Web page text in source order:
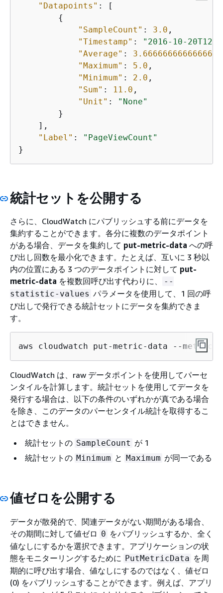
"Datapoints" : [
{
"SampleCount" : 3.0 ,
"Timestamp" :
"2016-10-
"Average" : 3.6666666666666665
"Maximum" : 5.0 ,
"Minimum" : 2.0 ,
"Sum" : 11.0 ,
"Unit" :
"None"
        }
    ],
"Label" :
"PageViewCount"
}
統計セットを公開する
さらに、CloudWatch にパブリッシュする前にデータを
集約することができます。各分に複数のデータポイント
がある場合、データを集約して put-metric-data への呼
び出し回数を最小化できます。たとえば、互いに 3 秒以
内の位置にある 3 つのデータポイントに対して put-
metric-data を複数回呼び出す代わりに、
--
statistic-values パラメータを使用して、1 回の呼
び出しで発行できる統計セットにデータを集約できま
す。
aws cloudwatch put-metric-data --metric-
CloudWatch は、raw データポイントを使用してパーセ
ンタイルを計算します。統計セットを使用してデータを
発行する場合は、以下の条件のいずれかが真である場合
を除き、このデータのパーセンタイル統計を取得するこ
とはできません。
統計セットの SampleCount が 1
統計セットの Minimum と Maximum が同一である
値ゼロを公開する
データが散発的で、関連データがない期間がある場合、
その期間に対して値ゼロ 0 をパブリッシュするか、全く
値なしにするかを選択できます。アプリケーションの状
態をモニターリングするために PutMetricData を周
期的に呼び出す場合、値なしにするのではなく、値ゼロ
(0) をパブリッシュすることができます。例えば、アプリ